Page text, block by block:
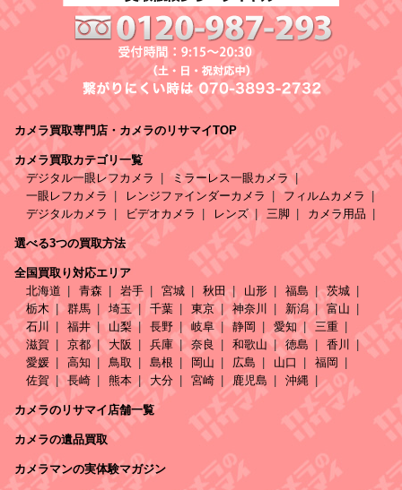
カメラ買取専門店・カメラのリサマイTOP
カメラ買取カテゴリ一覧
デジタル一眼レフカメラ
ミラーレス一眼カメラ
一眼レフカメラ
レンジファインダーカメラ
フィルムカメラ
デジタルカメラ
ビデオカメラ レンズ 三脚 カメラ用品
選べる3つの買取方法
全国買取り対応エリア
北海道
青森 岩手 宮城 秋田 山形 福島
茨城
栃木
群馬 埼玉 千葉 東京 神奈川 新潟
富山
石川
福井 山梨 長野 岐阜 静岡 愛知
三重
滋賀
京都 大阪 兵庫 奈良 和歌山 徳島
香川
愛媛
高知 鳥取 島根 岡山 広島 山口
福岡
佐賀
長崎 熊本 大分 宮崎 鹿児島 沖縄
カメラのリサマイ店舗一覧
カメラの遺品買取
カメラマンの実体験マガジン